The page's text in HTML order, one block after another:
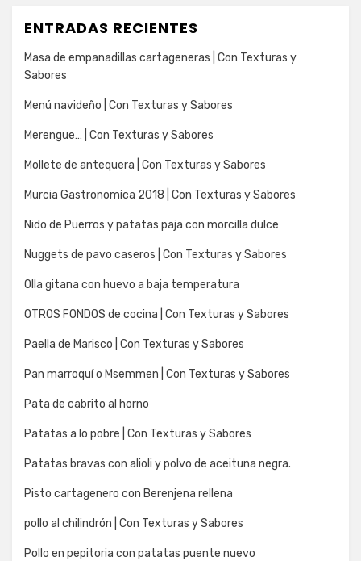
ENTRADAS RECIENTES
Masa de empanadillas cartageneras | Con Texturas y
Sabores
Menú navideño | Con Texturas y Sabores
Merengue… | Con Texturas y Sabores
Mollete de antequera | Con Texturas y Sabores
Murcia Gastronomíca 2018 | Con Texturas y Sabores
Nido de Puerros y patatas paja con morcilla dulce
Nuggets de pavo caseros | Con Texturas y Sabores
Olla gitana con huevo a baja temperatura
OTROS FONDOS de cocina | Con Texturas y Sabores
Paella de Marisco | Con Texturas y Sabores
Pan marroquí o Msemmen | Con Texturas y Sabores
Pata de cabrito al horno
Patatas a lo pobre | Con Texturas y Sabores
Patatas bravas con alioli y polvo de aceituna negra.
Pisto cartagenero con Berenjena rellena
pollo al chilindrón | Con Texturas y Sabores
Pollo en pepitoria con patatas puente nuevo